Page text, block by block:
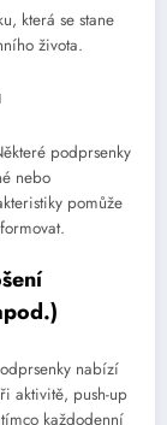
která se stane
života.
podprsenky
nebo
pomůže
nabízí
aktivitě, push-up
každodenní